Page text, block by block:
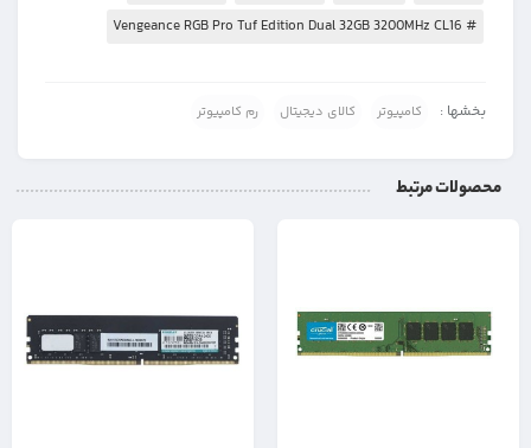
# Vengeance RGB Pro Tuf Edition Dual 32GB 3200MHz CL16
بخشها : کامپیوتر کالای دیجیتال رم کامپیوتر
محصولات مرتبط